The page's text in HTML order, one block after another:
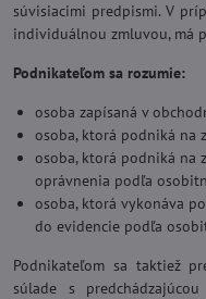
súvisiacimi predpismi. V
individuálnou zmluvou, má
Podnikateľom sa rozumie:
osoba zapísaná v
osoba, ktorá podniká na
osoba, ktorá podniká na
oprávnenia podľa
osoba, ktorá vykonáva
do evidencie podľa
Podnikateľom sa taktiež
súlade s